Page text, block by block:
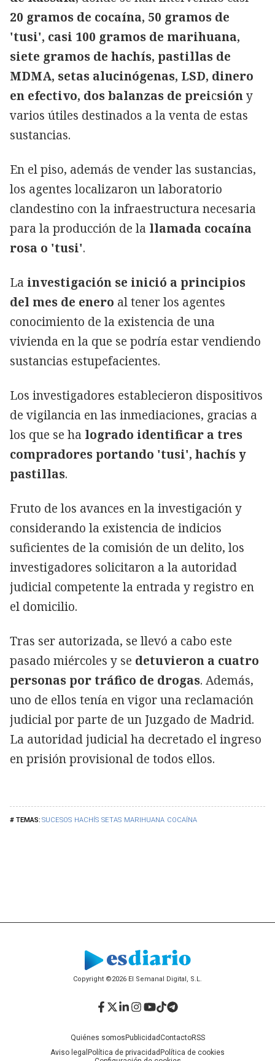
SUCESOS HACHÍS SETAS MARIHUANA COCAÍNA
20 gramos de cocaína, 50 gramos de
'tusi', casi 100 gramos de marihuana,
siete gramos de hachís, pastillas de
MDMA, setas alucinógenas, LSD, dinero
en efectivo, dos balanzas de preicsióny
varios útiles destinados a la venta de estas
sustancias.
En el piso, además de vender las sustancias,
los agentes localizaron un laboratorio
clandestino con la infraestructura necesaria
para la producción de la llamada cocaína
rosa o 'tusi'.
La investigación se inició a principios
del mes de enero al tener los agentes
conocimiento de la existencia de una
vivienda en la que se podría estar vendiendo
sustancias estupefacientes.
Los investigadores establecieron dispositivos
de vigilancia en las inmediaciones, gracias a
los que se ha logrado identificar a tres
compradores portando 'tusi', hachís y
pastillas.
Fruto de los avances en la investigación y
considerando la existencia de indicios
suficientes de la comisión de un delito, los
investigadores solicitaron a la autoridad
judicial competente la entrada y registro en
el domicilio.
Tras ser autorizada, se llevó a cabo este
pasado miércoles y se detuvieron a cuatro
personas por tráfico de drogas. Además,
uno de ellos tenía en vigor una reclamación
judicial por parte de un Juzgado de Madrid.
La autoridad judicial ha decretado el ingreso
en prisión provisional de todos ellos.
Copyright ©2026 El Semanal Digital, S.L.
Quiénes somos PublicidadContactoRSS
Aviso legal Política de privacidad Política de cookies
Facebook
Twitter
LinkedIn
Instagram
YouTube
TikTok
Telegram